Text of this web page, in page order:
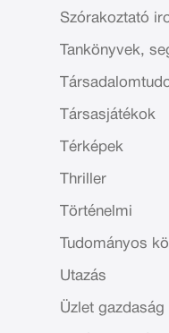
Szórakoztató
Tankönyvek,
Társasjátékok
Térképek
Thriller
Történelmi
Tudományos
Utazás
Üzlet gazdaság